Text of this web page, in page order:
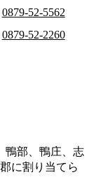
0879-52-5562
0879-52-2260
鴨部、鴨庄、志
に割り当てら